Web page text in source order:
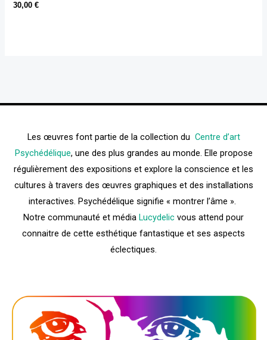
30,00€
Les œuvres font partie de la collection du Centre d’art
Psychédélique, une des plus grandes au monde. Elle propose
régulièrement des expositions et explore la conscience et les
cultures à travers des œuvres graphiques et des installations
interactives. Psychédélique signifie « montrer l’âme ».
Notre communauté et média Lucydelic vous attend pour
connaitre de cette esthétique fantastique et ses aspects
éclectiques.